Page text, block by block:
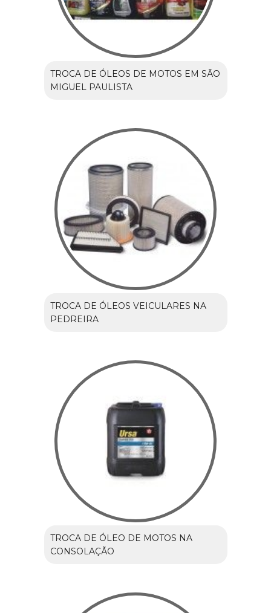
TROCA DE ÓLEOS DE MOTOS EM SÃO
MIGUEL PAULISTA
TROCA DE ÓLEOS VEICULARES NA
PEDREIRA
TROCA DE ÓLEO DE MOTOS NA
CONSOLAÇÃO